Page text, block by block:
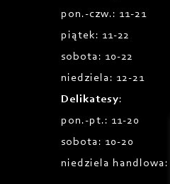
pon.-czw.: 11-21
piątek: 11-22
sobota: 10-22
niedziela: 12-21
Delikatesy:
pon.-pt.: 11-20
sobota: 10-20
niedziela handlowa: